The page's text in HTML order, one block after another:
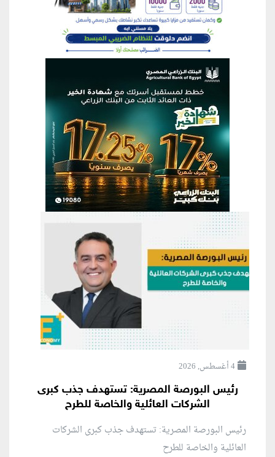
منطقة إعلانية
4 أغسطس, 2026
رئيس البورصة المصرية: تستهدف جذب كبرى
الشركات العائلية والخاصة للطرح
رئيس البورصة المصرية: تستهدف جذب كبرى الشركات
العائلية والخاصة للطرح